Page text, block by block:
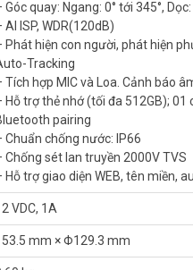
DH-P5F-PV?
có độ phân giải lên đến 5MP.
chi tiết nhỏ. Điều này cực kỳ
Góc quay: Ngang: 0° tới 345°, Dọc:
AI ISP, WDR(120dB)
Phát hiện con người, phát hiện
Tracking
Tích hợp MIC và Loa. Cảnh báo
Hỗ trợ thẻ nhớ (tối đa 512GB); 01
pairing
Chuẩn chống nước: IP66
Chống sét lan truyền 2000V TVS
Hỗ trợ giao diện WEB, tên miền,
VDC, 1A
mm × Φ129.3 mm